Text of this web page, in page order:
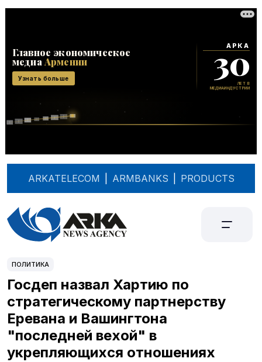
ARKATELECOM ARMBANKS PRODUCTS
ПОЛИТИКА
Госдеп назвал Хартию по
стратегическому партнерству
Еревана и Вашингтона
"последней вехой" в
укрепляющихся отношениях